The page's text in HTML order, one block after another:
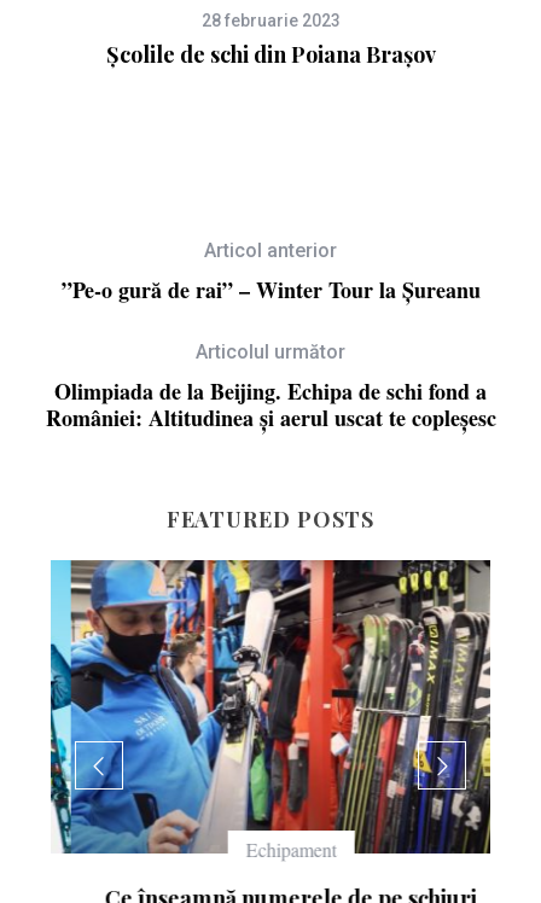
28 februarie 2023
Școlile de schi din Poiana Brașov
Articol anterior
”Pe-o gură de rai” – Winter Tour la Șureanu
Articolul următor
Olimpiada de la Beijing. Echipa de schi fond a
României: Altitudinea și aerul uscat te copleșesc
FEATURED POSTS
Echipament